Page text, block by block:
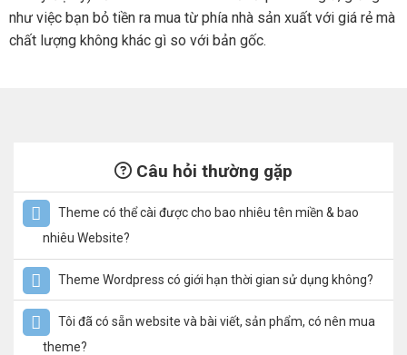
như việc bạn bỏ tiền ra mua từ phía nhà sản xuất với giá rẻ mà
chất lượng không khác gì so với bản gốc.
Câu hỏi thường gặp
Theme có thể cài được cho bao nhiêu tên miền & bao
nhiêu Website?
Theme Wordpress có giới hạn thời gian sử dụng không?
Tôi đã có sẵn website và bài viết, sản phẩm, có nên mua
theme?